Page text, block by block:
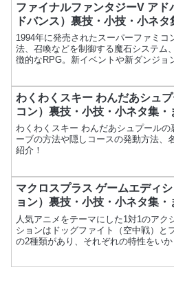
ファイナルファンタジーV ア
ドバンス）裏技・小技・小ネ
1994年に発売されたスーパーファミコ
法、召喚などを制御する魔石システム
徴的なRPG。新イベントや新ダンジョ
わくわくスキー わんだあシュ
コン）裏技・小技・小ネタ集・
わくわくスキー わんだあシュプール
ーブの方法や隠しコースの発動方法、
紹介！
マクロスプラス ゲームエディ
ョン）裏技・小技・小ネタ集・
人気アニメをテーマにした1対1のアク
ションはドッグファイト（空中戦）と
の2種類があり、それぞれの特性をい